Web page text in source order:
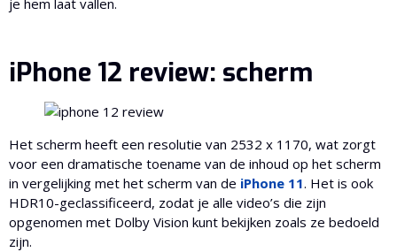
je hem laat vallen.
iPhone 12 review: scherm
Het scherm heeft een resolutie van 2532 x 1170, wat zorgt
voor een dramatische toename van de inhoud op het scherm
in vergelijking met het scherm van de iPhone 11. Het is ook
HDR10-geclassificeerd, zodat je alle video’s die zijn
opgenomen met Dolby Vision kunt bekijken zoals ze bedoeld
zijn.